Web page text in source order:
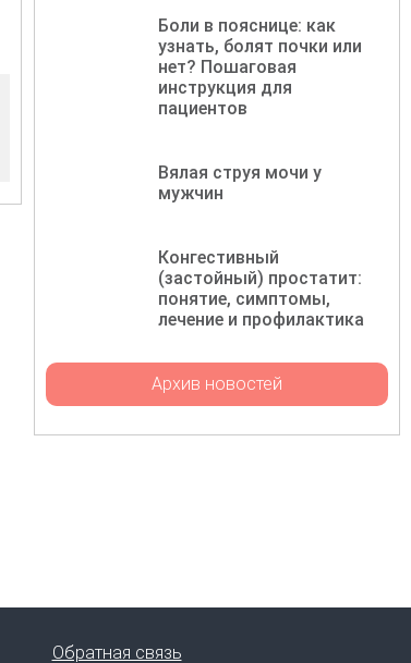
Боли в пояснице: как
узнать, болят почки или
нет? Пошаговая
инструкция для
пациентов
Вялая струя мочи у
мужчин
Конгестивный
(застойный) простатит:
понятие, симптомы,
лечение и профилактика
Архив новостей
Обратная связь